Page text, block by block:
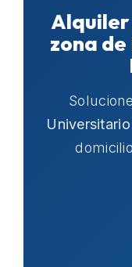
Alquiler
zona